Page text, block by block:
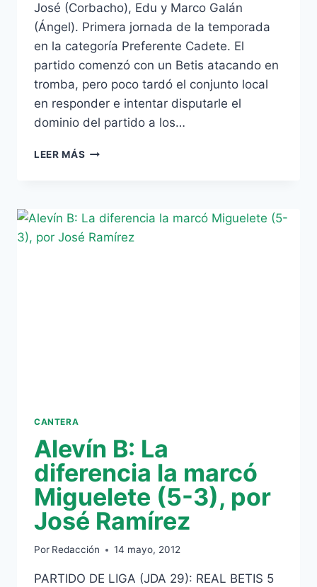
José (Corbacho), Edu y Marco Galán
(Ángel). Primera jornada de la temporada
en la categoría Preferente Cadete. El
partido comenzó con un Betis atacando en
tromba, pero poco tardó el conjunto local
en responder e intentar disputarle el
dominio del partido a los…
LEER MÁS EL
PASA
DEL
EMPATE
CANTERA
Alevín B: La
diferencia la marcó
Miguelete (5-3), por
José Ramírez
Por Redacción 14 mayo, 2012
PARTIDO DE LIGA (JDA 29): REAL BETIS 5